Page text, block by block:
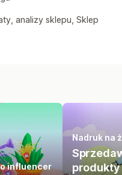
analizy sklepu, Sklep
influencer
Nadruk na
produkty